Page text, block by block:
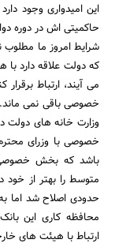
این امیدواری وجود
حاکمیتی اش در دوره
شرایط امروز ما
که دولت علاقه دارد
می آیند، ارتباط
خصوصی باقی نمی ماند.
وزارت خانه های دولت
خصوصی با وزرای
باشد که بخش
متوسط را بهتر از
حدودی اصلاح شد اما
محافظه کاری این
ارتباط با هیئت های